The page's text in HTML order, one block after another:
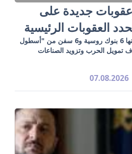
جديدة على
العقوبات الرئيسية
العقوبات تشمل 19 كياناً بينها 6 بنوك روسية و6 سفن من "أسطول
تمويل الحرب وتزويد الصناعات
07.08.2026